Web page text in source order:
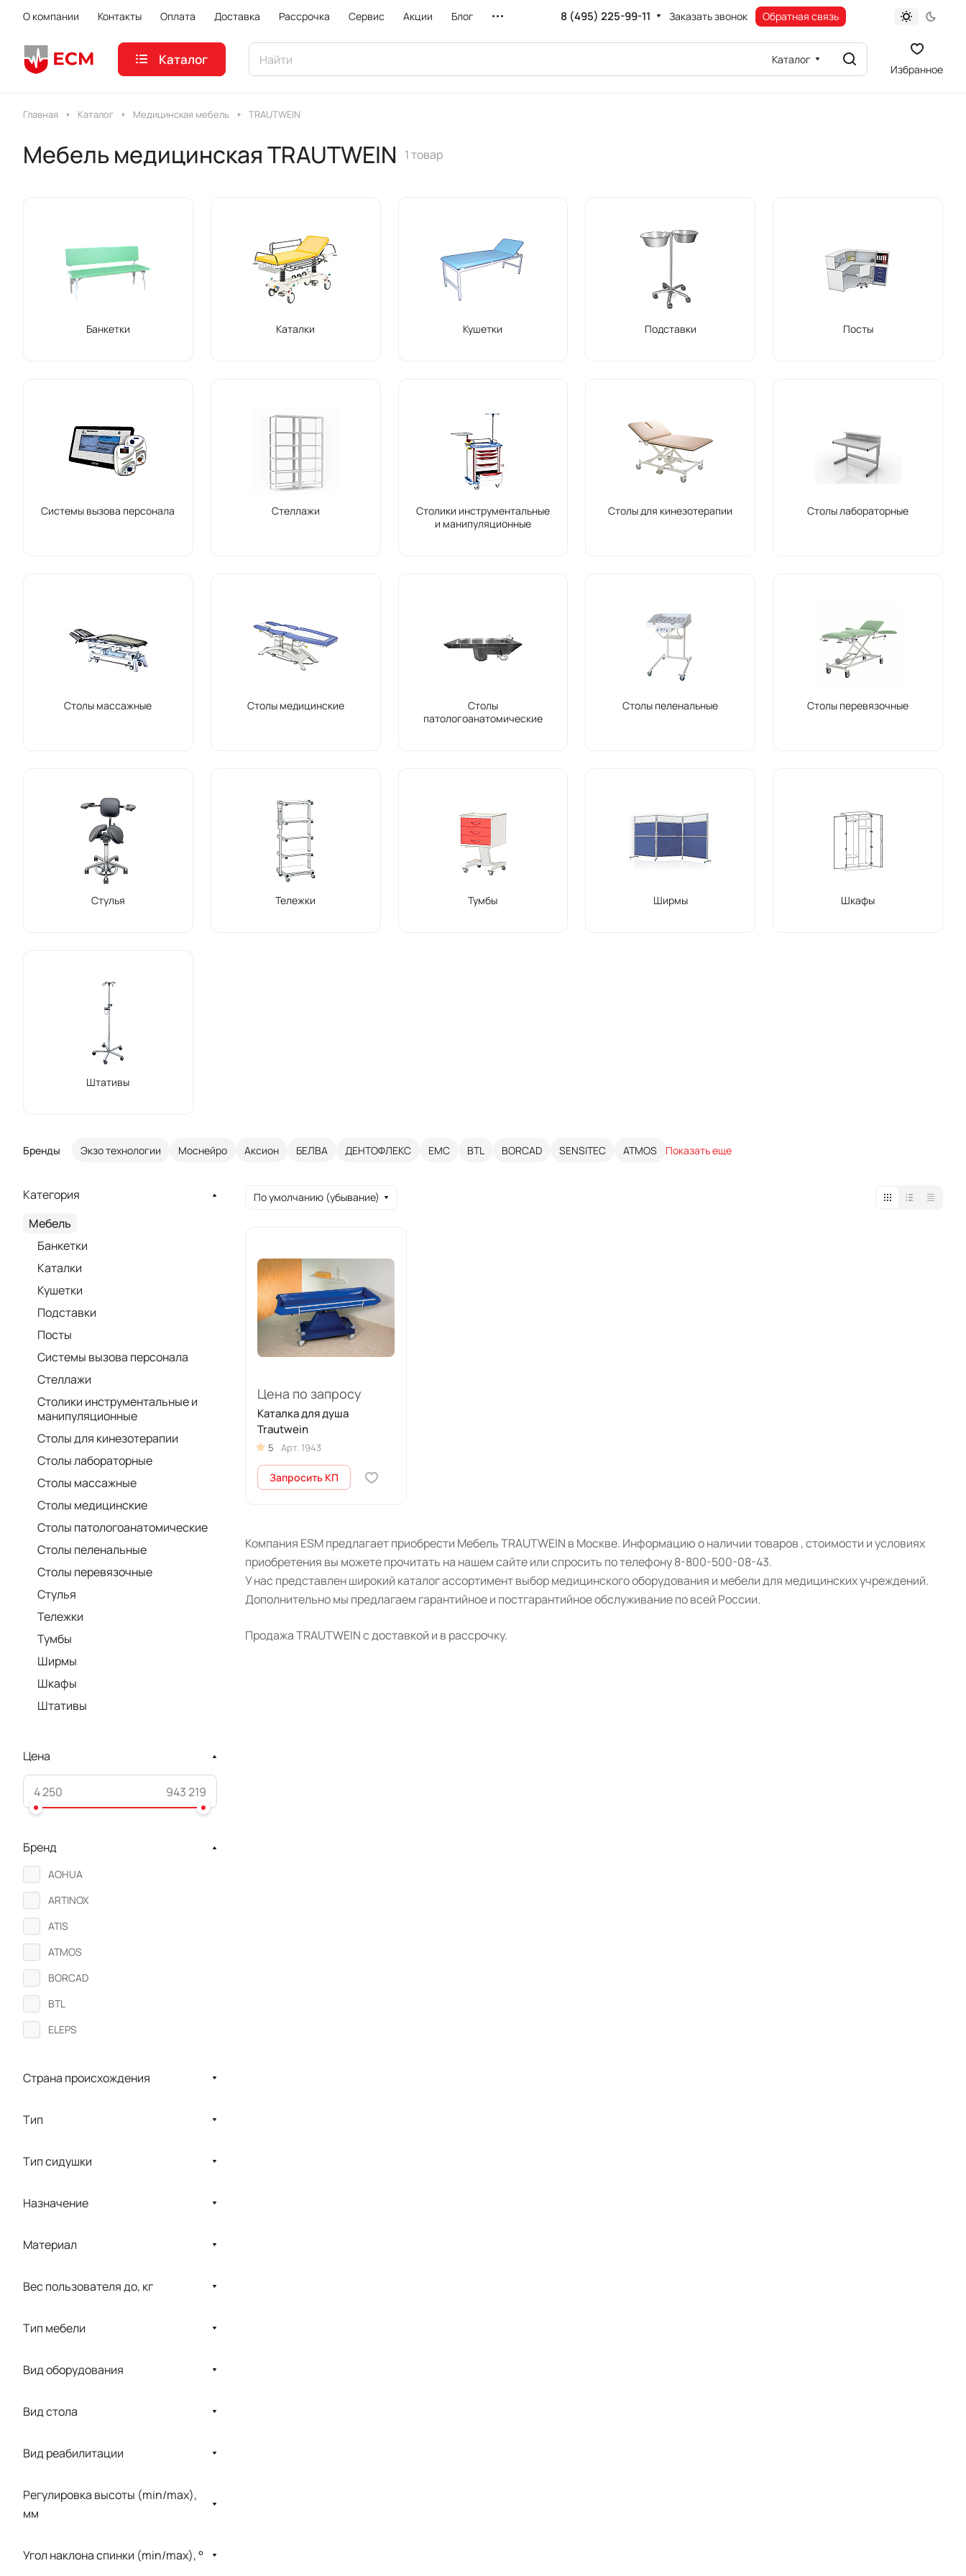
О компании Контакты Оплата Доставка Рассрочка Сервис Акции Блог 8 (495) 225-99-11 Заказать звонок Обратная связь
Каталог Каталог
Избранное
Главная Каталог Медицинская мебель TRAUTWEIN
Мебель медицинская TRAUTWEIN 1 товар
Банкетки Каталки Кушетки Подставки Посты
Системы вызова персонала Стеллажи
Столики инструментальные
и манипуляционные
Столы для кинезотерапии Столы лабораторные
Столы массажные Столы медицинские
Столы
патологоанатомические
Столы пеленальные Столы перевязочные
Стулья Тележки Тумбы Ширмы Шкафы
Штативы
Бренды Экзо технологии Моснейро Аксион БЕЛВА ДЕНТОФЛЕКС ЕМС BTL BORCAD SENSITEC ATMOS Показать еще
По умолчанию (убывание)
Цена по запросу
Каталка для душа
Trautwein
5 Арт. 1943
Запросить КП
Компания ESM предлагает приобрести Мебель TRAUTWEIN в Москве. Информацию о наличии товаров , стоимости и условиях
приобретения вы можете прочитать на нашем сайте или спросить по телефону 8-800-500-08-43.
У нас представлен широкий каталог ассортимент выбор медицинского оборудования и мебели для медицинских учреждений.
Дополнительно мы предлагаем гарантийное и постгарантийное обслуживание по всей России.
Продажа TRAUTWEIN с доставкой и в рассрочку.
Категория
Мебель
Банкетки
Каталки
Кушетки
Подставки
Посты
Системы вызова персонала
Стеллажи
Столики инструментальные и
манипуляционные
Столы для кинезотерапии
Столы лабораторные
Столы массажные
Столы медицинские
Столы патологоанатомические
Столы пеленальные
Столы перевязочные
Стулья
Тележки
Тумбы
Ширмы
Шкафы
Штативы
Цена
Бренд
AOHUA
ARTINOX
ATIS
ATMOS
BORCAD
BTL
ELEPS
GMR
HERCULES
Howard Wright
LOJER
MET
PHU Technomex
Schmitz
Страна происхождения
Тип
Тип сидушки
Назначение
Материал
Вес пользователя до, кг
Тип мебели
Вид оборудования
Вид стола
Вид реабилитации
Регулировка высоты (min/max),
мм
Угол наклона спинки (min/max), °